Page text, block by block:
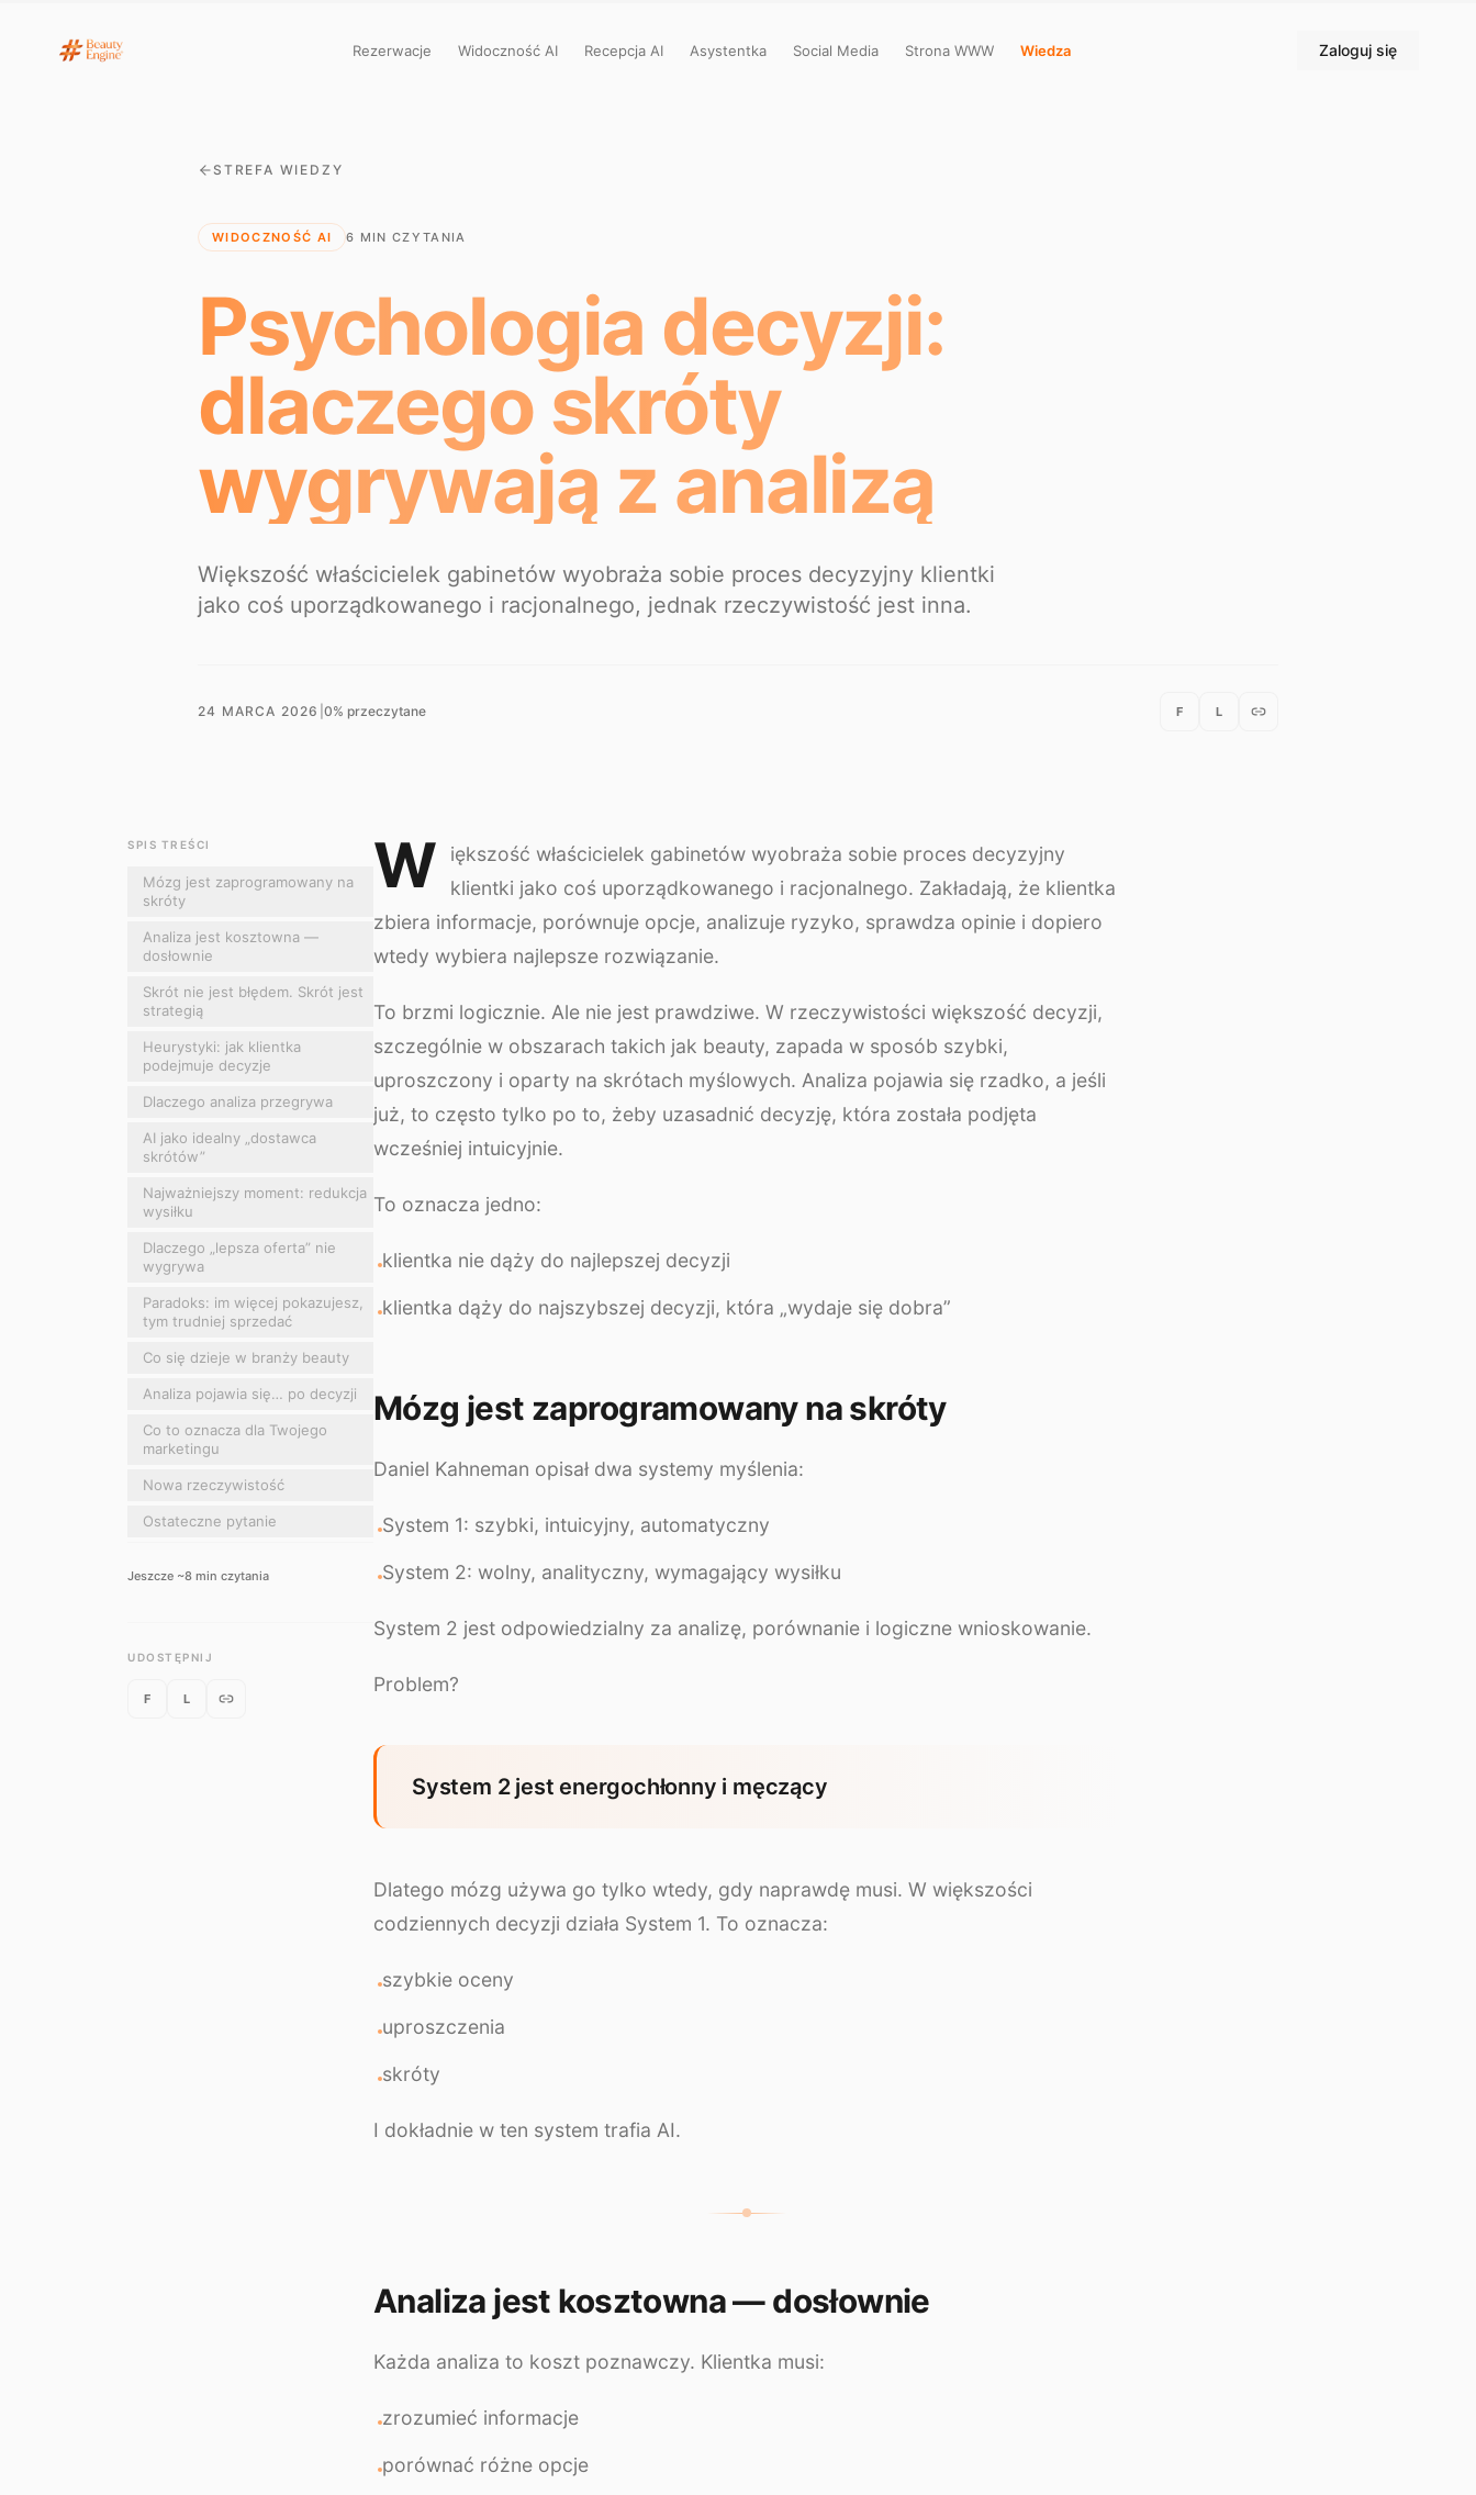
Rezerwacje Widoczność AI Recepcja AI Asystentka Social Media Strona WWW Wiedza Zaloguj się
STREFA WIEDZY
WIDOCZNOŚĆ AI 6 MIN CZYTANIA
Psychologia decyzji:
dlaczego skróty
wygrywają z analizą
Większość właścicielek gabinetów wyobraża sobie proces decyzyjny klientki
jako coś uporządkowanego i racjonalnego, jednak rzeczywistość jest inna.
24 MARCA 2026 0% przeczytane F L
SPIS TREŚCI
Mózg jest zaprogramowany na
skróty
Analiza jest kosztowna —
dosłownie
Skrót nie jest błędem. Skrót jest
strategią
Heurystyki: jak klientka
podejmuje decyzje
Dlaczego analiza przegrywa
AI jako idealny „dostawca
skrótów”
Najważniejszy moment: redukcja
wysiłku
Dlaczego „lepsza oferta” nie
wygrywa
Paradoks: im więcej pokazujesz,
tym trudniej sprzedać
Co się dzieje w branży beauty
Analiza pojawia się… po decyzji
Co to oznacza dla Twojego
marketingu
Nowa rzeczywistość
Ostateczne pytanie
Jeszcze ~8 min czytania
UDOSTĘPNIJ
F L
W
iększość właścicielek gabinetów wyobraża sobie proces decyzyjny
klientki jako coś uporządkowanego i racjonalnego. Zakładają, że klientka
zbiera informacje, porównuje opcje, analizuje ryzyko, sprawdza opinie i dopiero
wtedy wybiera najlepsze rozwiązanie.
To brzmi logicznie. Ale nie jest prawdziwe. W rzeczywistości większość decyzji,
szczególnie w obszarach takich jak beauty, zapada w sposób szybki,
uproszczony i oparty na skrótach myślowych. Analiza pojawia się rzadko, a jeśli
już, to często tylko po to, żeby uzasadnić decyzję, która została podjęta
wcześniej intuicyjnie.
To oznacza jedno:
klientka nie dąży do najlepszej decyzji
klientka dąży do najszybszej decyzji, która „wydaje się dobra”
Mózg jest zaprogramowany na skróty
Daniel Kahneman opisał dwa systemy myślenia:
System 1: szybki, intuicyjny, automatyczny
System 2: wolny, analityczny, wymagający wysiłku
System 2 jest odpowiedzialny za analizę, porównanie i logiczne wnioskowanie.
Problem?
System 2 jest energochłonny i męczący
Dlatego mózg używa go tylko wtedy, gdy naprawdę musi. W większości
codziennych decyzji działa System 1. To oznacza:
szybkie oceny
uproszczenia
skróty
I dokładnie w ten system trafia AI.
Analiza jest kosztowna — dosłownie
Każda analiza to koszt poznawczy. Klientka musi:
zrozumieć informacje
porównać różne opcje